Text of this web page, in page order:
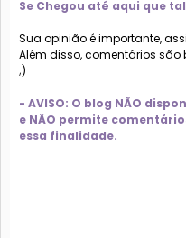
Se Chegou até aqui que
Sua opinião é importante,
Além disso, comentários
;)
- AVISO: O blog NÃO
e NÃO permite
essa finalidade.